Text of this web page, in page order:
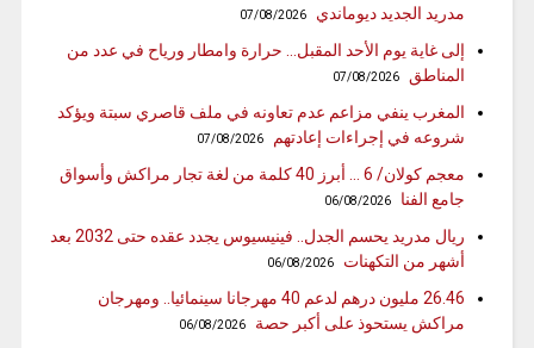
مدريد الجديد ديوماندي
07/08/2026
إلى غاية يوم الأحد المقبل… حرارة وامطار ورياح في عدد من
المناطق
07/08/2026
المغرب ينفي مزاعم عدم تعاونه في ملف قاصري سبتة ويؤكد
شروعه في إجراءات إعادتهم
07/08/2026
معجم كولان/ 6 … أبرز 40 كلمة من لغة تجار مراكش وأسواق
جامع الفنا
06/08/2026
ريال مدريد يحسم الجدل.. فينيسيوس يجدد عقده حتى 2032 بعد
أشهر من التكهنات
06/08/2026
26.46 مليون درهم لدعم 40 مهرجانا سينمائيا.. ومهرجان
مراكش يستحوذ على أكبر حصة
06/08/2026